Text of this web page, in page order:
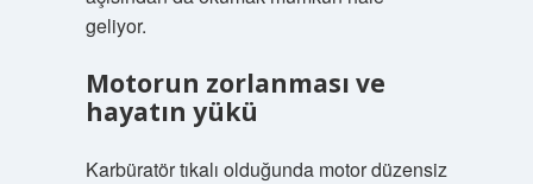
geliyor.
Motorun zorlanması ve
hayatın yükü
Karbüratör tıkalı olduğunda motor düzensiz